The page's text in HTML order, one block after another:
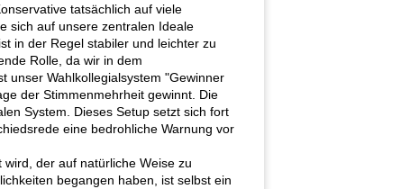
tatsächlich auf viele
sich auf unsere zentralen Ideale
in der Regel stabiler und leichter zu
Rolle, da wir in dem
unser Wahlkollegialsystem "Gewinner
der Stimmenmehrheit gewinnt. Die
System. Dieses Setup setzt sich fort
eine bedrohliche Warnung vor
der auf natürliche Weise zu
begangen haben, ist selbst ein